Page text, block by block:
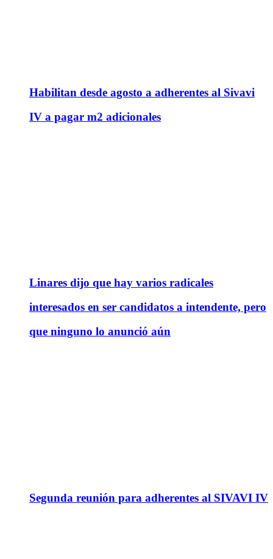
Habilitan desde agosto a adherentes al Sivavi
IV a pagar m2 adicionales
Linares dijo que hay varios radicales
interesados en ser candidatos a intendente, pero
que ninguno lo anunció aún
Segunda reunión para adherentes al SIVAVI IV